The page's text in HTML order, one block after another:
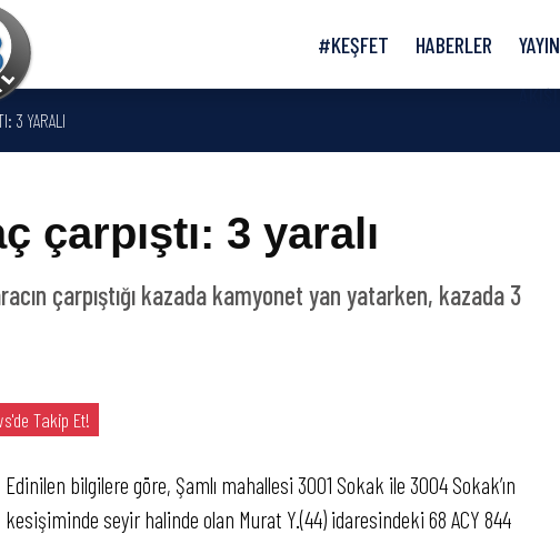
#KEŞFET HABERLER
YAYIN
AKIŞI
3 YARALI
çarpıştı: 3 yaralı
çarpıştığı kazada kamyonet yan yatarken, kazada 3
Takip Et!
Edinilen bilgilere göre, Şamlı mahallesi 3001 Sokak ile 3004 Sokak’ın
kesişiminde seyir halinde olan Murat Y.(44) idaresindeki 68 ACY 844